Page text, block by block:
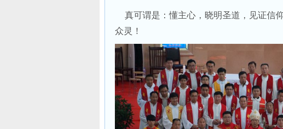
真可谓是：懂主心，晓明圣道，见证信
众灵！